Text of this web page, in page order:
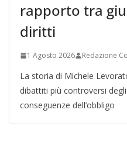
rapporto tra
diritti
1 Agosto 2026 Redazione
La storia di Michele
dibattiti più controversi
conseguenze dell’obbligo